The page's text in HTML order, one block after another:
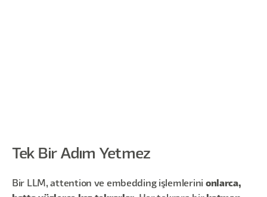
Tek Bir Adım Yetmez
Bir LLM, attention ve embedding işlemlerini onlarca,